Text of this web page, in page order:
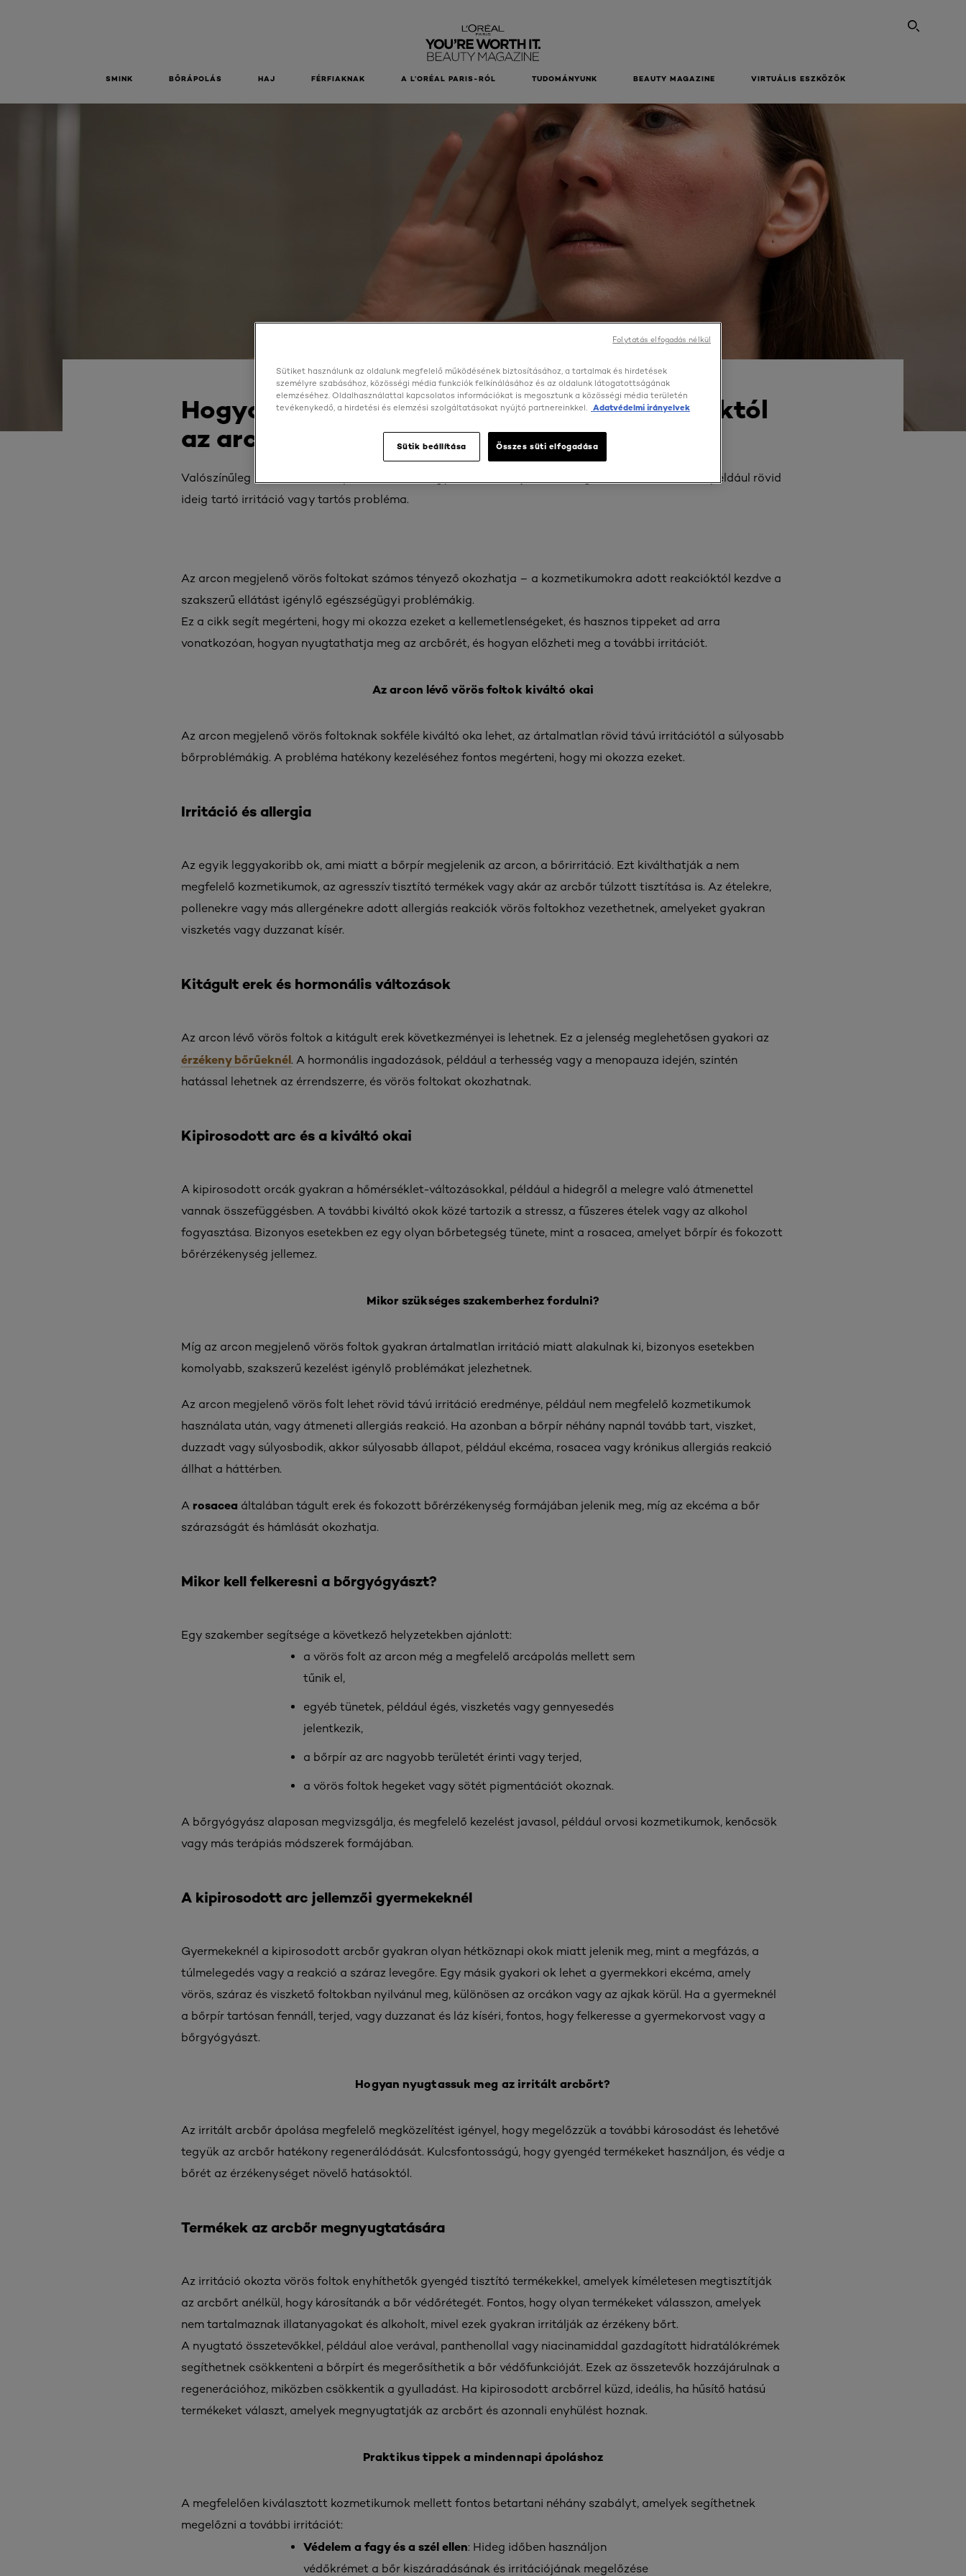
SMINK BŐRÁPOLÁS HAJ FÉRFIAKNAK A L’ORÉAL PARIS-RÓL TUDOMÁNYUNK BEAUTY MAGAZINE VIRTUÁLIS ESZKÖZÖK
Hogyan lehet megszabadulni a vörös foltoktól
az arcon és megnyugtatni az arcbőrt?
Valószínűleg már mindenki tapasztalta azt, hogy vörös foltok jelentek meg az arcán. Ez lehetett például rövid
ideig tartó irritáció vagy tartós probléma.
Az arcon megjelenő vörös foltokat számos tényező okozhatja – a kozmetikumokra adott reakcióktól kezdve a
szakszerű ellátást igénylő egészségügyi problémákig.
Ez a cikk segít megérteni, hogy mi okozza ezeket a kellemetlenségeket, és hasznos tippeket ad arra
vonatkozóan, hogyan nyugtathatja meg az arcbőrét, és hogyan előzheti meg a további irritációt.
Az arcon lévő vörös foltok kiváltó okai
Az arcon megjelenő vörös foltoknak sokféle kiváltó oka lehet, az ártalmatlan rövid távú irritációtól a súlyosabb
bőrproblémákig. A probléma hatékony kezeléséhez fontos megérteni, hogy mi okozza ezeket.
Irritáció és allergia
Az egyik leggyakoribb ok, ami miatt a bőrpír megjelenik az arcon, a bőrirritáció. Ezt kiválthatják a nem
megfelelő kozmetikumok, az agresszív tisztító termékek vagy akár az arcbőr túlzott tisztítása is. Az ételekre,
pollenekre vagy más allergénekre adott allergiás reakciók vörös foltokhoz vezethetnek, amelyeket gyakran
viszketés vagy duzzanat kísér.
Kitágult erek és hormonális változások
Az arcon lévő vörös foltok a kitágult erek következményei is lehetnek. Ez a jelenség meglehetősen gyakori az
érzékeny bőrűeknél. A hormonális ingadozások, például a terhesség vagy a menopauza idején, szintén
hatással lehetnek az érrendszerre, és vörös foltokat okozhatnak.
Kipirosodott arc és a kiváltó okai
A kipirosodott orcák gyakran a hőmérséklet-változásokkal, például a hidegről a melegre való átmenettel
vannak összefüggésben. A további kiváltó okok közé tartozik a stressz, a fűszeres ételek vagy az alkohol
fogyasztása. Bizonyos esetekben ez egy olyan bőrbetegség tünete, mint a rosacea, amelyet bőrpír és fokozott
bőrérzékenység jellemez.
Mikor szükséges szakemberhez fordulni?
Míg az arcon megjelenő vörös foltok gyakran ártalmatlan irritáció miatt alakulnak ki, bizonyos esetekben
komolyabb, szakszerű kezelést igénylő problémákat jelezhetnek.
Az arcon megjelenő vörös folt lehet rövid távú irritáció eredménye, például nem megfelelő kozmetikumok
használata után, vagy átmeneti allergiás reakció. Ha azonban a bőrpír néhány napnál tovább tart, viszket,
duzzadt vagy súlyosbodik, akkor súlyosabb állapot, például ekcéma, rosacea vagy krónikus allergiás reakció
állhat a háttérben.
A rosacea általában tágult erek és fokozott bőrérzékenység formájában jelenik meg, míg az ekcéma a bőr
szárazságát és hámlását okozhatja.
Mikor kell felkeresni a bőrgyógyászt?
Egy szakember segítsége a következő helyzetekben ajánlott:
a vörös folt az arcon még a megfelelő arcápolás mellett sem
tűnik el,
egyéb tünetek, például égés, viszketés vagy gennyesedés
jelentkezik,
a bőrpír az arc nagyobb területét érinti vagy terjed,
a vörös foltok hegeket vagy sötét pigmentációt okoznak.
A bőrgyógyász alaposan megvizsgálja, és megfelelő kezelést javasol, például orvosi kozmetikumok, kenőcsök
vagy más terápiás módszerek formájában.
A kipirosodott arc jellemzői gyermekeknél
Gyermekeknél a kipirosodott arcbőr gyakran olyan hétköznapi okok miatt jelenik meg, mint a megfázás, a
túlmelegedés vagy a reakció a száraz levegőre. Egy másik gyakori ok lehet a gyermekkori ekcéma, amely
vörös, száraz és viszkető foltokban nyilvánul meg, különösen az orcákon vagy az ajkak körül. Ha a gyermeknél
a bőrpír tartósan fennáll, terjed, vagy duzzanat és láz kíséri, fontos, hogy felkeresse a gyermekorvost vagy a
bőrgyógyászt.
Hogyan nyugtassuk meg az irritált arcbőrt?
Az irritált arcbőr ápolása megfelelő megközelítést igényel, hogy megelőzzük a további károsodást és lehetővé
tegyük az arcbőr hatékony regenerálódását. Kulcsfontosságú, hogy gyengéd termékeket használjon, és védje a
bőrét az érzékenységet növelő hatásoktól.
Termékek az arcbőr megnyugtatására
Az irritáció okozta vörös foltok enyhíthetők gyengéd tisztító termékekkel, amelyek kíméletesen megtisztítják
az arcbőrt anélkül, hogy károsítanák a bőr védőrétegét. Fontos, hogy olyan termékeket válasszon, amelyek
nem tartalmaznak illatanyagokat és alkoholt, mivel ezek gyakran irritálják az érzékeny bőrt.
A nyugtató összetevőkkel, például aloe verával, panthenollal vagy niacinamiddal gazdagított hidratálókrémek
segíthetnek csökkenteni a bőrpírt és megerősíthetik a bőr védőfunkcióját. Ezek az összetevők hozzájárulnak a
regenerációhoz, miközben csökkentik a gyulladást. Ha kipirosodott arcbőrrel küzd, ideális, ha hűsítő hatású
termékeket választ, amelyek megnyugtatják az arcbőrt és azonnali enyhülést hoznak.
Praktikus tippek a mindennapi ápoláshoz
A megfelelően kiválasztott kozmetikumok mellett fontos betartani néhány szabályt, amelyek segíthetnek
megelőzni a további irritációt:
Védelem a fagy és a szél ellen: Hideg időben használjon
védőkrémet a bőr kiszáradásának és irritációjának megelőzése
Sütiket használunk az oldalunk megfelelő működésének biztosításához, a tartalmak és hirdetések
személyre szabásához, közösségi média funkciók felkínálásához és az oldalunk látogatottságának
elemzéséhez. Oldalhasználattal kapcsolatos információkat is megosztunk a közösségi média területén
tevékenykedő, a hirdetési és elemzési szolgáltatásokat nyújtó partnereinkkel. Adatvédelmi irányelvek
Sütik beállítása Összes süti elfogadása
Folytatás elfogadás nélkül